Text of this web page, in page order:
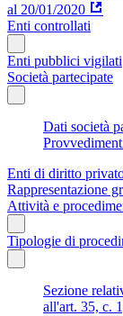
al 20/01/2020
Enti controllati
Enti pubblici vigilati
Società partecipate
Dati società
Enti di diritto
Rappresentazione
Attività e
Tipologie di
Sezione
all'art. 35, c.